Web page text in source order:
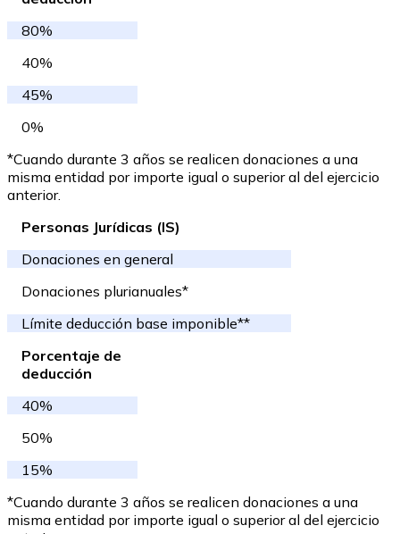
80%
40%
45%
0%
*Cuando durante 3 años se realicen donaciones a una
misma entidad por importe igual o superior al del ejercicio
anterior.
Personas Jurídicas (IS)
Donaciones en general
Donaciones plurianuales*
Límite deducción base imponible**
Porcentaje de
deducción
40%
50%
15%
*Cuando durante 3 años se realicen donaciones a una
misma entidad por importe igual o superior al del ejercicio